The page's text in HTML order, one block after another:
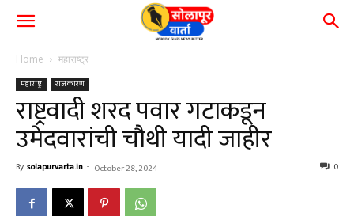
Home महाराष्ट्र
महाराष्ट्र राजकारण
राष्ट्रवादी शरद पवार गटाकडून
उमेदवारांची चौथी यादी जाहीर
By solapurvarta.in - October 28, 2024 0